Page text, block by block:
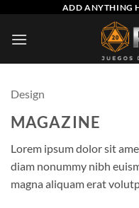
contenido
ADD ANYTHING
Design
MAGAZINE
Lorem ipsum dolor sit
diam nonummy nibh
magna aliquam erat